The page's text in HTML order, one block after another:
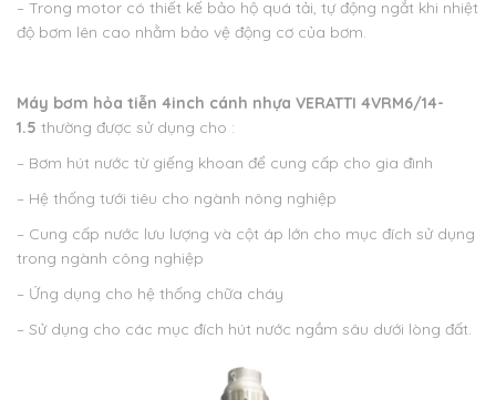
– Trong motor có thiết kế bảo hộ quá tải, tự động ngắt khi nhiệt
độ bơm lên cao nhằm bảo vệ động cơ của bơm.
Máy bơm hỏa tiễn 4inch cánh nhựa VERATTI 4VRM6/14-
1.5 thường được sử dụng cho :
– Bơm hút nước từ giếng khoan để cung cấp cho gia đình
– Hệ thống tưới tiêu cho ngành nông nghiệp
– Cung cấp nước lưu lượng và cột áp lớn cho mục đích sử dụng
trong ngành công nghiệp
– Ứng dụng cho hệ thống chữa cháy
– Sử dụng cho các mục đích hút nước ngầm sâu dưới lòng đất.